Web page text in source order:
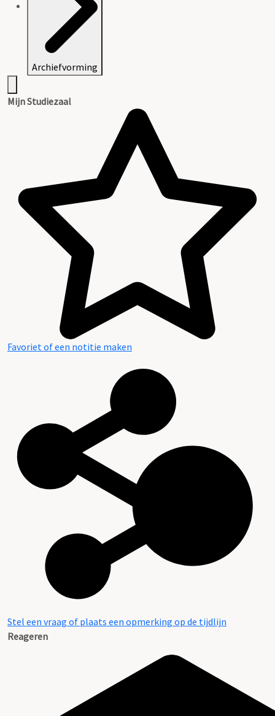
Archiefvorming
Inhoud en structuur van het archief
Aanwijzingen voor de gebruiker
Mijn Studiezaal
Favoriet of een notitie maken
Stel een vraag of plaats een opmerking op de tijdlijn
Reageren